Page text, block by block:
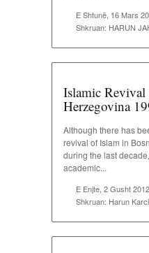
E Shtunë, 16 Mars
Shkruan: HARUN
Islamic
Herzegovina
Although there has
revival of Islam in
during the last
academic...
E Enjte, 2 Gusht
Shkruan: Harun